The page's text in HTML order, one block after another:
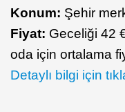
Konum: Şehir
Fiyat: Geceliği 42
oda için ortalama
Detaylı bilgi için